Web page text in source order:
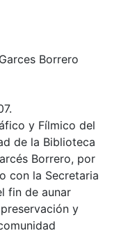
Borrero
y Fílmico del
de la Biblioteca
Borrero, por
con la Secretaria
fin de aunar
y